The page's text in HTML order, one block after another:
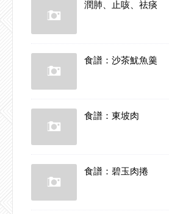
潤肺、止咳、祛痰
食譜：沙茶魷魚羹
食譜：東坡肉
食譜：碧玉肉捲